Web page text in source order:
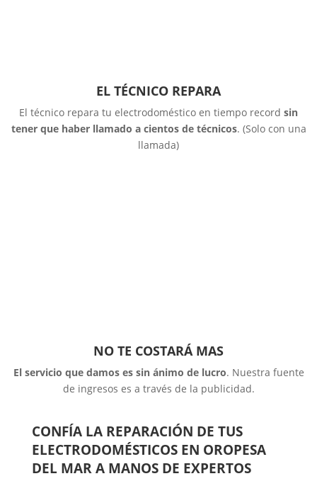
EL TÉCNICO REPARA
El técnico repara tu electrodoméstico en tiempo record sin
tener que haber llamado a cientos de técnicos. (Solo con una
llamada)
NO TE COSTARÁ MAS
El servicio que damos es sin ánimo de lucro. Nuestra fuente
de ingresos es a través de la publicidad.
CONFÍA LA REPARACIÓN DE TUS
ELECTRODOMÉSTICOS EN OROPESA
DEL MAR A MANOS DE EXPERTOS